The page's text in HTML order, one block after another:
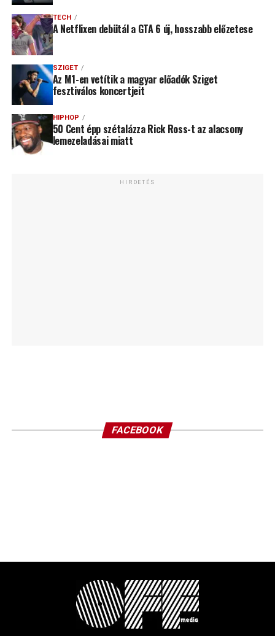
TECH
A Netflixen debütál a GTA 6 új, hosszabb előzetese
SZIGET
Az M1-en vetítik a magyar előadók Sziget
fesztiválos koncertjeit
HIPHOP
50 Cent épp szétalázza Rick Ross-t az alacsony
lemezeladásai miatt
HIRDETÉS
FACEBOOK